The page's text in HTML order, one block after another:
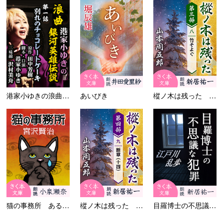
港家小ゆきの浪曲『銀河英雄伝... あいびき 樅ノ木は残った 第三部 ＜八...
猫の事務所 ある小さな官衙に... 樅ノ木は残った 第四部 ＜九... 目羅博士の不思議な犯罪